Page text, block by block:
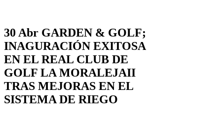
30 Abr GARDEN & GOLF;
INAGURACIÓN EXITOSA
EN EL REAL CLUB DE
GOLF LA MORALEJAII
TRAS MEJORAS EN EL
SISTEMA DE RIEGO